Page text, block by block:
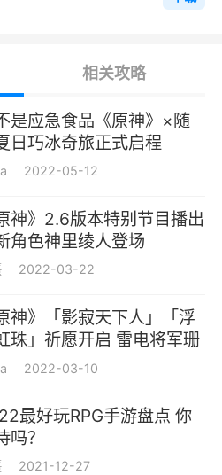
遗物本（40级以后），藏
之花拿经验本。
世界BOSS获得角色突
任务，刷完4个还可以领
，角色突破材料等等。
相关攻略
是应急食品《原神》×随
日巧冰奇旅正式启程
2022-05-12
神》2.6版本特别节目播出
角色神里绫人登场
2022-03-22
神》「影寂天下人」「浮
珠」祈愿开启 雷电将军珊
心海限时返场
2022-03-10
最好玩RPG手游盘点 你
吗？
2021-12-27